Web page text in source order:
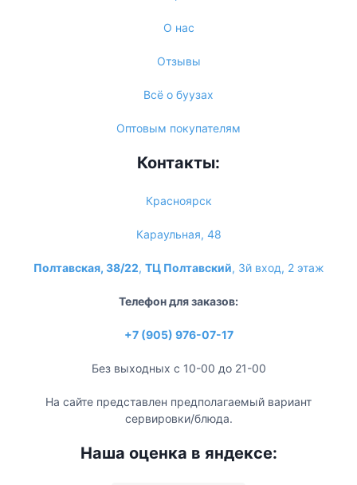
О нас
Отзывы
Всё о буузах
Оптовым покупателям
Контакты:
Красноярск
Караульная, 48
Полтавская, 38/22, ТЦ Полтавский, 3й вход, 2 этаж
Телефон для заказов:
+7 (905) 976-07-17
Без выходных с 10-00 до 21-00
На сайте представлен предполагаемый вариант
сервировки/блюда.
Наша оценка в яндексе: